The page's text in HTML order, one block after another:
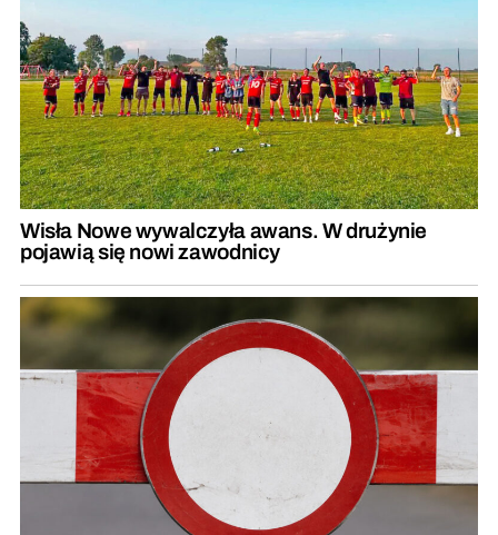
Wisła Nowe wywalczyła awans. W drużynie
pojawią się nowi zawodnicy